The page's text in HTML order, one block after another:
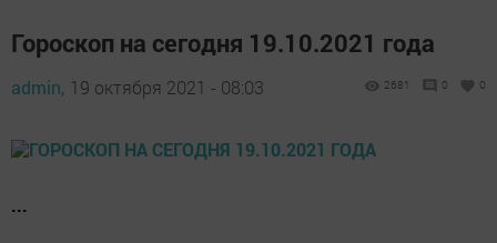
Гороскоп на сегодня 19.10.2021 года
admin, 19 октября 2021 - 08:03 2681 0 0
...